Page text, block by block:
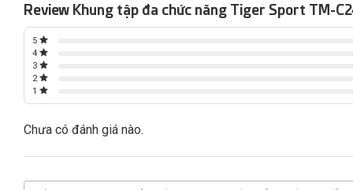
Review Khung tập đa chức năng Tiger Sport TM-
5
4
3
2
1
Chưa có đánh giá nào.